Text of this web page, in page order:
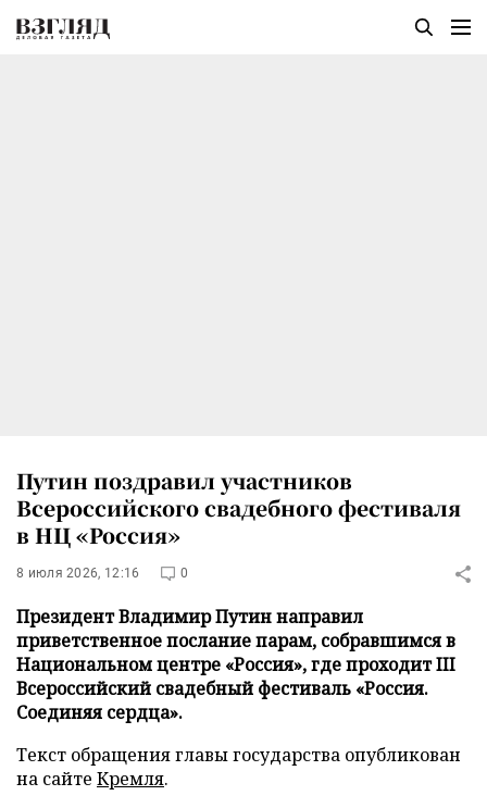
Путин поздравил участников
Всероссийского свадебного фестиваля
в НЦ «Россия»
8 июля 2026, 12:16 0
Президент Владимир Путин направил
приветственное послание парам, собравшимся в
Национальном центре «Россия», где проходит III
Всероссийский свадебный фестиваль «Россия.
Соединяя сердца».
Текст обращения главы государства опубликован
на сайте Кремля.